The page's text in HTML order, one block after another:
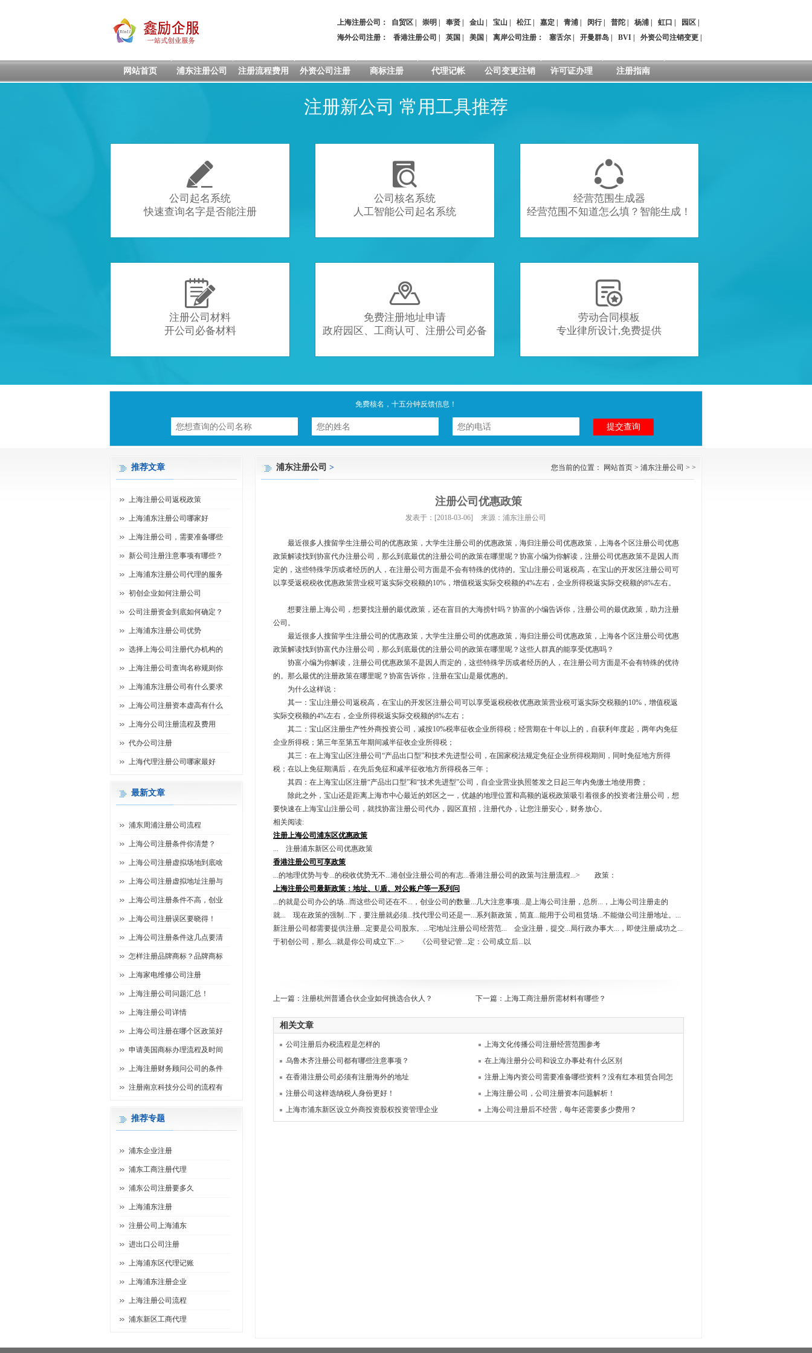
上海注册公司： 自贸区 崇明 奉贤 金山 宝山 松江 嘉定 青浦 闵行| 普陀 杨浦 虹口 园区
海外公司注册：
香港注册公司 英国 美国 离岸公司注册 ： 塞舌尔 开曼群岛 BVI 外资公司注销变更
网站首页 浦东注册公司 注册流程费用 外资公司注册 商标注册 代理记帐 公司变更注销 许可证办理 注册指南
注册新公司 常用工具推荐

公司起名系统
快速查询名字是否能注册

公司核名系统
人工智能公司起名系统

经营范围生成器
经营范围不知道怎么填？智能生成！

注册公司材料
开公司必备材料

免费注册地址申请
政府园区、工商认可、注册公司必备

劳动合同模板
专业律所设计,免费提供
免费核名，十五分钟反馈信息！
浦东注册公司 > 您当前的位置： 网站首页 > 浦东注册公司 > >
注册公司优惠政策
发表于：[2018-03-06] 来源：浦东注册公司
最近很多人搜留学生注册公司的优惠政策，大学生注册公司的优惠政策，海归注册公司优惠政策，上海各个区注册公司优惠
政策解读找到协富代办注册公司，那么到底最优的注册公司的政策在哪里呢？协富小编为你解读，注册公司优惠政策不是因人而
定的，这些特殊学历或者经历的人，在注册公司方面是不会有特殊的优待的。宝山注册公司返税高，在宝山的开发区注册公司可
以享受返税税收优惠政策营业税可返实际交税额的10%，增值税返实际交税额的4%左右，企业所得税返实际交税额的8%左右。
想要注册上海公司，想要找注册的最优政策，还在盲目的大海捞针吗？协富的小编告诉你，注册公司的最优政策，助力注册
公司。
最近很多人搜留学生注册公司的优惠政策，大学生注册公司的优惠政策，海归注册公司优惠政策，上海各个区注册公司优惠
政策解读找到协富代办注册公司，那么到底最优的注册公司的政策在哪里呢？这些人群真的能享受优惠吗？
协富小编为你解读，注册公司优惠政策不是因人而定的，这些特殊学历或者经历的人，在注册公司方面是不会有特殊的优待
的。那么最优的注册政策在哪里呢？协富告诉你，注册在宝山是最优惠的。
为什么这样说：
其一：宝山注册公司返税高，在宝山的开发区注册公司可以享受返税税收优惠政策营业税可返实际交税额的10%，增值税返
实际交税额的4%左右，企业所得税返实际交税额的8%左右；
其二：宝山区注册生产性外商投资公司，减按10%税率征收企业所得税；经营期在十年以上的，自获利年度起，两年内免征
企业所得税；第三年至第五年期间减半征收企业所得税；
其三：在上海宝山区注册公司“产品出口型”和技术先进型公司，在国家税法规定免征企业所得税期间，同时免征地方所得
税；在以上免征期满后，在先后免征和减半征收地方所得税各三年；
其四：在上海宝山区注册“产品出口型”和“技术先进型”公司，自企业营业执照签发之日起三年内免缴土地使用费；
除此之外，宝山还是距离上海市中心最近的郊区之一，优越的地理位置和高额的返税政策吸引着很多的投资者注册公司，想
要快速在上海宝山注册公司，就找协富注册公司代办，园区直招，注册代办，让您注册安心，财务放心。
相关阅读:
注册上海公司浦东区优惠政策
... 注册浦东新区公司优惠政策
香港注册公司可享政策
...的地理优势与专...的税收优势无不...港创业注册公司的有志...香港注册公司的政策与注册流程...> 政策：
上海注册公司最新政策：地址、U盾、对公账户等一系列问
...的就是公司办公的场...而这些公司还在不...，创业公司的数量...几大注意事项...是上海公司注册，总所...，上海公司注册走的
就... 现在政策的强制...下，要注册就必须...找代理公司还是一...系列新政策，简直...能用于公司租赁场...不能做公司注册地址。...
新注册公司都需要提供注册...定要是公司股东。...宅地址注册公司经营范... 企业注册，提交...局行政办事大...，即使注册成功之...
于初创公司，那么...就是你公司成立下...> 《公司登记管...定：公司成立后...以
上一篇： 注册杭州普通合伙企业如何挑选合伙人？ 下一篇： 上海工商注册所需材料有哪些？
相关文章
公司注册后办税流程是怎样的
上海文化传播公司注册经营范围参考
乌鲁木齐注册公司都有哪些注意事项？
在上海注册分公司和设立办事处有什么区别
在香港注册公司必须有注册海外的地址
注册上海内资公司需要准备哪些资料？没有红本租赁合同怎
注册公司这样选纳税人身份更好！
上海注册公司，公司注册资本问题解析！
上海市浦东新区设立外商投资股权投资管理企业
上海公司注册后不经营，每年还需要多少费用？
推荐文章
上海注册公司返税政策
上海浦东注册公司哪家好
上海注册公司，需要准备哪些
新公司注册注意事项有哪些？
上海浦东注册公司代理的服务
初创企业如何注册公司
公司注册资金到底如何确定？
上海浦东注册公司优势
选择上海公司注册代办机构的
上海注册公司查询名称规则你
上海浦东注册公司有什么要求
上海公司注册资本虚高有什么
上海分公司注册流程及费用
代办公司注册
上海代理注册公司哪家最好
最新文章
浦东周浦注册公司流程
上海公司注册条件你清楚？
上海公司注册虚拟场地到底啥
上海公司注册虚拟地址注册与
上海公司注册条件不高，创业
上海公司注册误区要晓得！
上海公司注册条件这几点要清
怎样注册品牌商标？品牌商标
上海家电维修公司注册
上海注册公司问题汇总！
上海注册公司详情
上海公司注册在哪个区政策好
申请美国商标办理流程及时间
上海注册财务顾问公司的条件
注册南京科技分公司的流程有
推荐专题
浦东企业注册
浦东工商注册代理
浦东公司注册要多久
上海浦东注册
注册公司上海浦东
进出口公司注册
上海浦东区代理记账
上海浦东注册企业
上海注册公司流程
浦东新区工商代理